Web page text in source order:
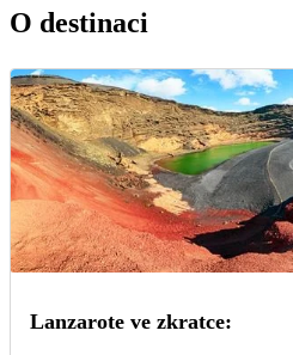
O destinaci
Lanzarote ve zkratce: